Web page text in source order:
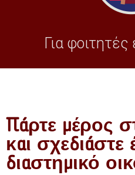
Για
Πάρτε μέρος
και σχεδιάστε
διαστημικό